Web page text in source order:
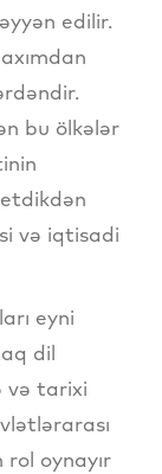
edilir.
bu ölkələr
etdikdən
və iqtisadi
eyni
dil
və tarixi
oynayır